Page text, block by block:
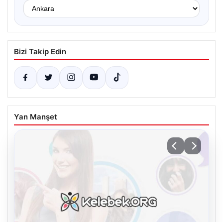
Bizi Takip Edin
Yan Manşet